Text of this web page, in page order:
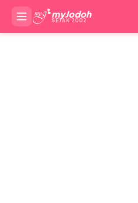
myJodoh
SEJAK 2002